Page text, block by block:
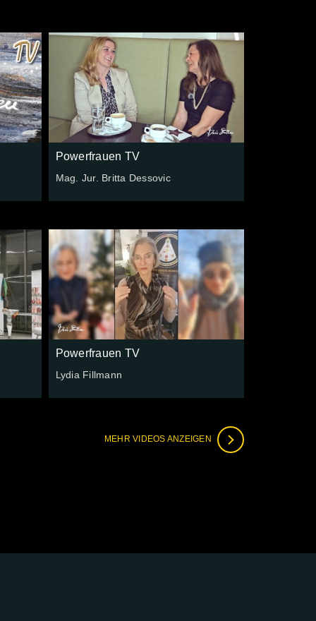
Powerfrauen TV
Mag. Jur. Britta Dessovic
Powerfrauen TV
Lydia Fillmann
MEHR VIDEOS ANZEIGEN